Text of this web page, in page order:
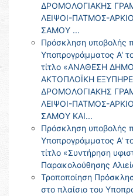
ΔΡΟΜΟΛΟΓΙΑΚΗΣ
ΛΕΙΨΟΙ-ΠΑΤΜΟΣ-
ΣΑΜΟΥ ...
Πρόσκληση υποβολής
Υποπρογράμματος Α'
τίτλο «ΑΝΑΘΕΣΗ
ΑΚΤΟΠΛΟΪΚΗ
ΔΡΟΜΟΛΟΓΙΑΚΗΣ
ΛΕΙΨΟΙ-ΠΑΤΜΟΣ-
ΣΑΜΟΥ ΚΑΙ...
Πρόσκληση υποβολής
Υποπρογράμματος Α'
τίτλο «Συντήρηση
Παρακολούθησης
Τροποποίηση
στο πλαίσιο του